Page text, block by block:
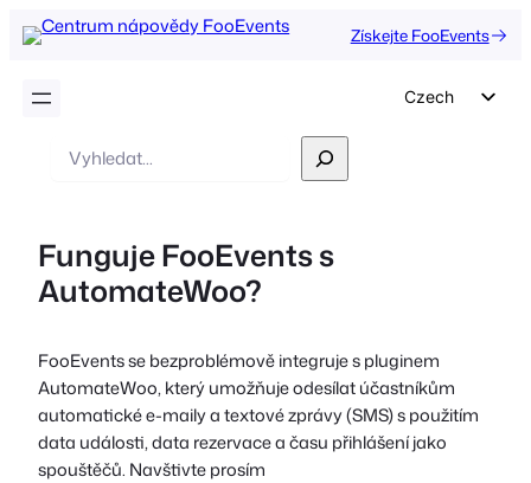
Získejte FooEvents
Czech
French
Polish
Greek
Vyhledávání
Funguje FooEvents s
AutomateWoo?
FooEvents se bezproblémově integruje s pluginem
AutomateWoo, který umožňuje odesílat účastníkům
automatické e-maily a textové zprávy (SMS) s použitím
data události, data rezervace a času přihlášení jako
spouštěčů. Navštivte prosím